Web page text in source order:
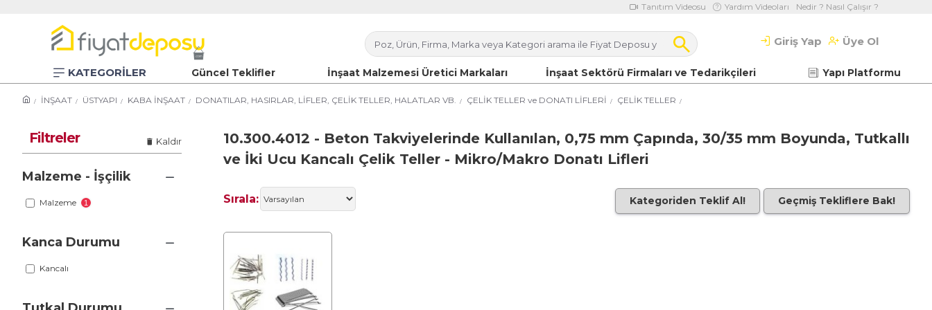
Tanıtım Videosu Yardım Videoları Nedir ? Nasıl Çalışır ?
Giriş Yap Üye Ol
KATEGORİLER Güncel Teklifler İnşaat Malzemesi Üretici Markaları İnşaat Sektörü Firmaları ve Tedarikçileri Yapı Platformu
İNŞAAT ÜSTYAPI KABA İNŞAAT DONATILAR, HASIRLAR, LİFLER, ÇELİK TELLER, HALATLAR VB. ÇELİK TELLER ve DONATI LİFLERİ ÇELİK TELLER
Filtreler Kaldır
Kanca Durumu
Kancalı
Malzeme - İşçilik
Malzeme 1
10.300.4012 - Beton Takviyelerinde Kullanılan, 0,75 mm Çapında, 30/35 mm Boyunda, Tutkallı
ve İki Ucu Kancalı Çelik Teller - Mikro/Makro Donatı Lifleri
Sırala: Kategoriden Teklif Al! Geçmiş Tekliflere Bak!